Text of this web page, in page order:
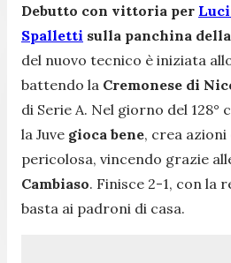
Debutto con vittoria per
Spalletti sulla panchina
del nuovo tecnico è iniziata
battendo la Cremonese di
di Serie A. Nel giorno del 128°
la Juve gioca bene, crea azioni
pericolosa, vincendo grazie
Cambiaso. Finisce 2-1, con la
basta ai padroni di casa.